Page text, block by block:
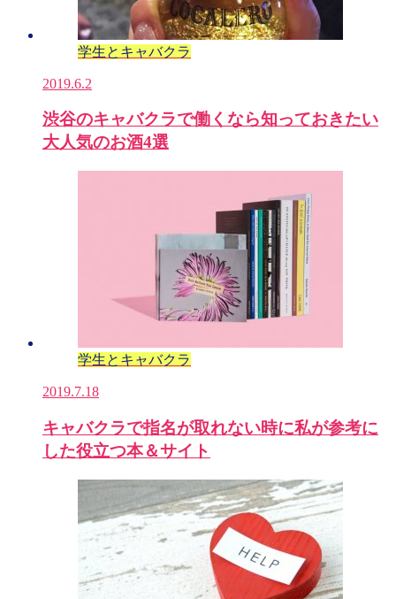
学生とキャバクラ
2019.6.2
渋谷のキャバクラで働くなら知っておきたい
大人気のお酒4選
学生とキャバクラ
2019.7.18
キャバクラで指名が取れない時に私が参考に
した役立つ本＆サイト